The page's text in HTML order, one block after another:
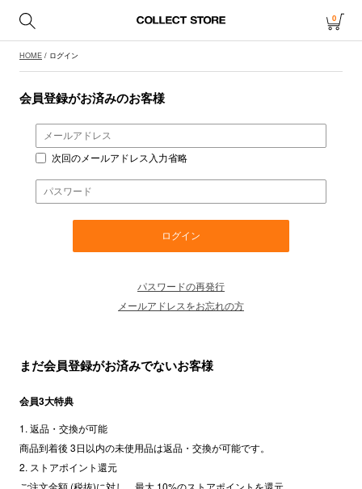
0
HOME / ログイン
会員登録がお済みのお客様
次回のメールアドレス入力省略
パスワードの再発行
メールアドレスをお忘れの方
まだ会員登録がお済みでないお客様
会員3大特典
1. 返品・交換が可能
商品到着後 3日以内の未使用品は返品・交換が可能です。
2. ストアポイント還元
ご注文金額 (税抜)に対し、最大 10%のストアポイントを還元。